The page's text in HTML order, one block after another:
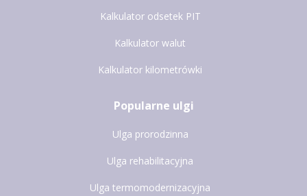
Kalkulator odsetek PIT
Kalkulator walut
Kalkulator kilometrówki
Popularne ulgi
Ulga prorodzinna
Ulga rehabilitacyjna
Ulga termomodernizacyjna